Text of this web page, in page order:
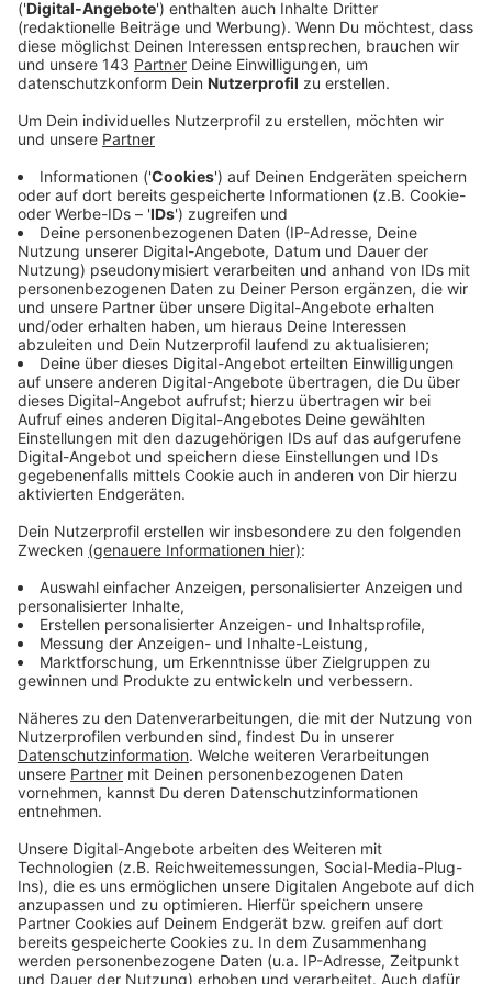
Anzeige
rund 2.800 Menschen erhalten. Er wird aktuell nur in
verfügen noch nicht über den sogenannten
Totimpfstoff. Bei Novavax handelt es sich um eine
Proteinimpfstoff, der sich von den mRNA-
Impfstoffen von Biontech und Moderna
unterscheidet. Deshalb hofft man, dass sich vor allem
Impfskeptiker doch noch für eine Corona-Impfung
entscheiden. Wer sich damit impfen lassen möchte,
muss über das Buchungsportal des Ennepe-Ruhr-
Kreises einen Termin vereinbaren. Drei Viertel der
Termine sind für Menschen vorgesehen, die aufgrund
ihres Gesundheits-Berufs einer Impfpflicht unterliegen
und eine entsprechende Arbeitgeberbescheinigung
haben. 20 Prozent sind für Menschen, die ein
ärtzliches Attest haben, dass sie mRNA-Impfstoffe
nicht vertragen. Und 5 Prozent der Dosen sind für die
Allgemeinbevölkerung.
Eine Impfung mit Nuvaxovid ist nach der aktuellen
Empfehlung der Ständigen Impfkommission für
Personen ab 18 Jahren möglich, ausgenommen sind
Grundimmunisierung mit dem Novavax-Impfstoff
erfolgt durch zwei Impfungen im Abstand von
mindestens drei Wochen.